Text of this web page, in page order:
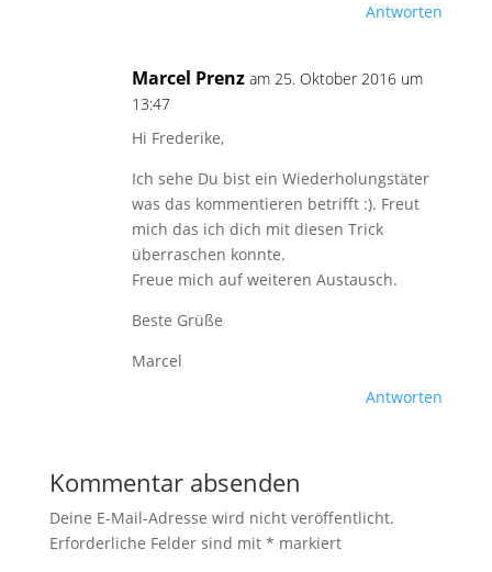
Antworten
Marcel Prenz am 25. Oktober 2016 um
13:47
Hi Frederike,
Ich sehe Du bist ein Wiederholungstäter
was das kommentieren betrifft :). Freut
mich das ich dich mit diesen Trick
überraschen konnte.
Freue mich auf weiteren Austausch.
Beste Grüße
Marcel
Antworten
Kommentar absenden
Deine E-Mail-Adresse wird nicht veröffentlicht.
Erforderliche Felder sind mit * markiert